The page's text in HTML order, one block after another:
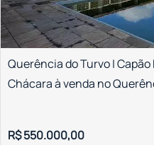
Querência do Turvo |
Chácara à venda no
R$ 550.000,00